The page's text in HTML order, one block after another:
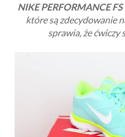
NIKE PERFORMANCE FS
które są zdecydowanie
sprawia, że ćwiczy